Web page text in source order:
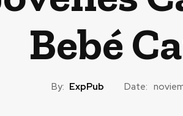
Bebé
By: ExpPub Date: